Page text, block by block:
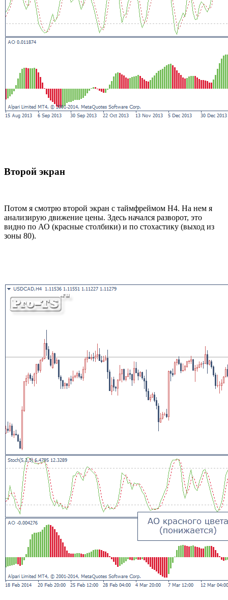
Второй экран
Потом я смотрю второй экран с таймфреймом Н4. На нем я
анализирую движение цены. Здесь начался разворот, это
видно по АО (красные столбики) и по стохастику (выход из
зоны 80).